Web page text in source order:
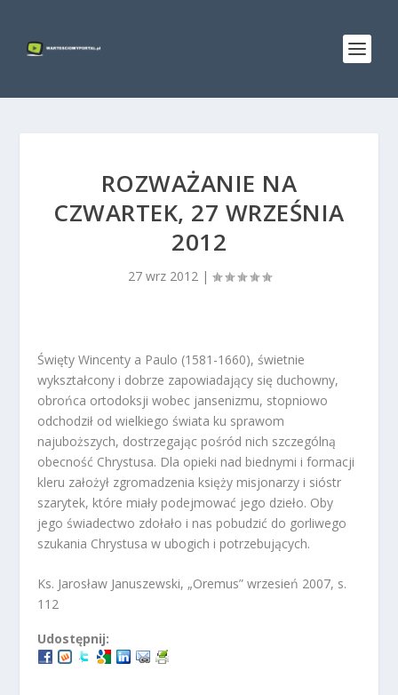
ROZWAŻANIE NA
CZWARTEK, 27 WRZEŚNIA
2012
27 wrz 2012|
Święty Wincenty a Paulo (1581-1660), świetnie
wykształcony i dobrze zapowiadający się duchowny,
obrońca ortodoksji wobec jansenizmu, stopniowo
odchodził od wielkiego świata ku sprawom
najuboższych, dostrzegając pośród nich szczególną
obecność Chrystusa. Dla opieki nad biednymi i formacji
kleru założył zgromadzenia księży misjonarzy i sióstr
szarytek, które miały podejmować jego dzieło. Oby
jego świadectwo zdołało i nas pobudzić do gorliwego
szukania Chrystusa w ubogich i potrzebujących.
Ks. Jarosław Januszewski, „Oremus” wrzesień 2007, s.
112
Udostępnij: